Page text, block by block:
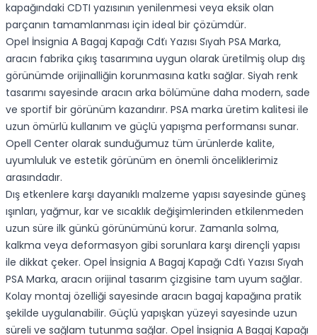
kapağındaki CDTI yazısının yenilenmesi veya eksik olan
parçanın tamamlanması için ideal bir çözümdür.
Opel İnsignia A Bagaj Kapağı Cdti̇ Yazısı Si̇yah PSA Marka,
aracın fabrika çıkış tasarımına uygun olarak üretilmiş olup dış
görünümde orijinalliğin korunmasına katkı sağlar. Siyah renk
tasarımı sayesinde aracın arka bölümüne daha modern, sade
ve sportif bir görünüm kazandırır. PSA marka üretim kalitesi ile
uzun ömürlü kullanım ve güçlü yapışma performansı sunar.
Opell Center olarak sunduğumuz tüm ürünlerde kalite,
uyumluluk ve estetik görünüm en önemli önceliklerimiz
arasındadır.
Dış etkenlere karşı dayanıklı malzeme yapısı sayesinde güneş
ışınları, yağmur, kar ve sıcaklık değişimlerinden etkilenmeden
uzun süre ilk günkü görünümünü korur. Zamanla solma,
kalkma veya deformasyon gibi sorunlara karşı dirençli yapısı
ile dikkat çeker. Opel İnsignia A Bagaj Kapağı Cdti̇ Yazısı Si̇yah
PSA Marka, aracın orijinal tasarım çizgisine tam uyum sağlar.
Kolay montaj özelliği sayesinde aracın bagaj kapağına pratik
şekilde uygulanabilir. Güçlü yapışkan yüzeyi sayesinde uzun
süreli ve sağlam tutunma sağlar. Opel İnsignia A Bagaj Kapağı